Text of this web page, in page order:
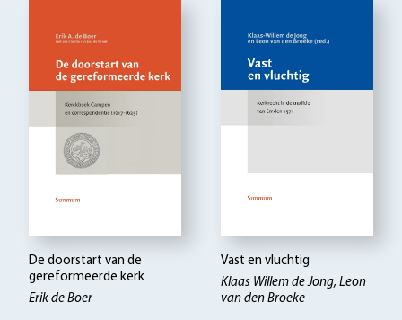
De doorstart van de
gereformeerde kerk
Erik de Boer
Vast en vluchtig
Klaas Willem de Jong, Leon
van den Broeke